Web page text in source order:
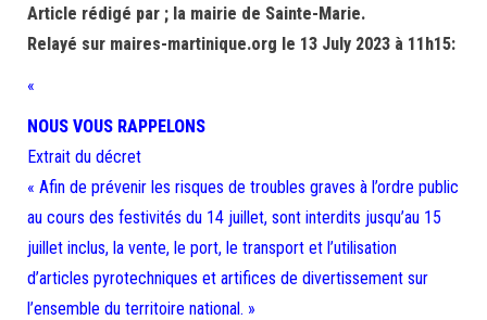
Article rédigé par ; la mairie de Sainte-Marie.
Relayé sur maires-martinique.org le 13 July 2023 à 11h15:
«
NOUS VOUS RAPPELONS
Extrait du décret
« Afin de prévenir les risques de troubles graves à l’ordre public
au cours des festivités du 14 juillet, sont interdits jusqu’au 15
juillet inclus, la vente, le port, le transport et l’utilisation
d’articles pyrotechniques et artifices de divertissement sur
l’ensemble du territoire national. »